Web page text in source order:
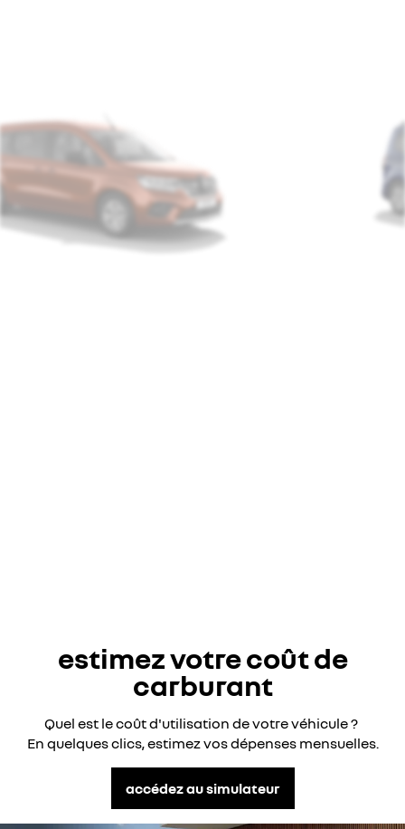
estimez votre coût de
carburant​
Quel est le coût d'utilisation de votre véhicule ? ​
En quelques clics, estimez vos dépenses mensuelles​.
accédez au simulateur